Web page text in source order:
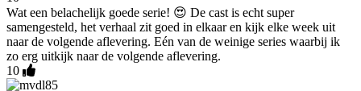
Wat een belachelijk goede serie! 😍 De cast is echt super
samengesteld, het verhaal zit goed in elkaar en kijk elke week uit
naar de volgende aflevering. Eén van de weinige series waarbij ik
zo erg uitkijk naar de volgende aflevering.
10